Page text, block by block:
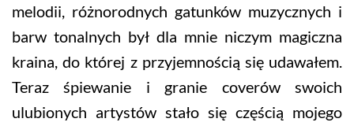
melodii, różnorodnych gatunków muzycznych i
barw tonalnych był dla mnie niczym magiczna
kraina, do której z przyjemnością się udawałem.
Teraz śpiewanie i granie coverów swoich
ulubionych artystów stało się częścią mojego